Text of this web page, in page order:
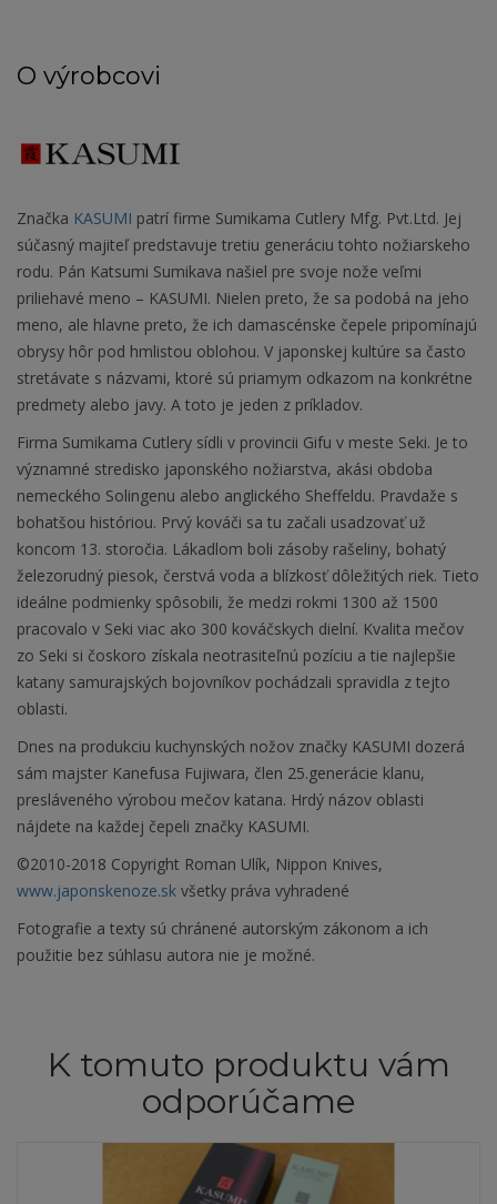
O výrobcovi
Značka KASUMI patrí firme Sumikama Cutlery Mfg. Pvt.Ltd. Jej
súčasný majiteľ predstavuje tretiu generáciu tohto nožiarskeho
rodu. Pán Katsumi Sumikava našiel pre svoje nože veľmi
priliehavé meno – KASUMI. Nielen preto, že sa podobá na jeho
meno, ale hlavne preto, že ich damascénske čepele pripomínajú
obrysy hôr pod hmlistou oblohou. V japonskej kultúre sa často
stretávate s názvami, ktoré sú priamym odkazom na konkrétne
predmety alebo javy. A toto je jeden z príkladov.
Firma Sumikama Cutlery sídli v provincii Gifu v meste Seki. Je to
významné stredisko japonského nožiarstva, akási obdoba
nemeckého Solingenu alebo anglického Sheffeldu. Pravdaže s
bohatšou históriou. Prvý kováči sa tu začali usadzovať už
koncom 13. storočia. Lákadlom boli zásoby rašeliny, bohatý
železorudný piesok, čerstvá voda a blízkosť dôležitých riek. Tieto
ideálne podmienky spôsobili, že medzi rokmi 1300 až 1500
pracovalo v Seki viac ako 300 kováčskych dielní. Kvalita mečov
zo Seki si čoskoro získala neotrasiteľnú pozíciu a tie najlepšie
katany samurajských bojovníkov pochádzali spravidla z tejto
oblasti.
Dnes na produkciu kuchynských nožov značky KASUMI dozerá
sám majster Kanefusa Fujiwara, člen 25.generácie klanu,
presláveného výrobou mečov katana. Hrdý názov oblasti
nájdete na každej čepeli značky KASUMI.
©2010-2018 Copyright Roman Ulík, Nippon Knives,
www.japonskenoze.sk všetky práva vyhradené
Fotografie a texty sú chránené autorským zákonom a ich
použitie bez súhlasu autora nie je možné.
K tomuto produktu vám
odporúčame